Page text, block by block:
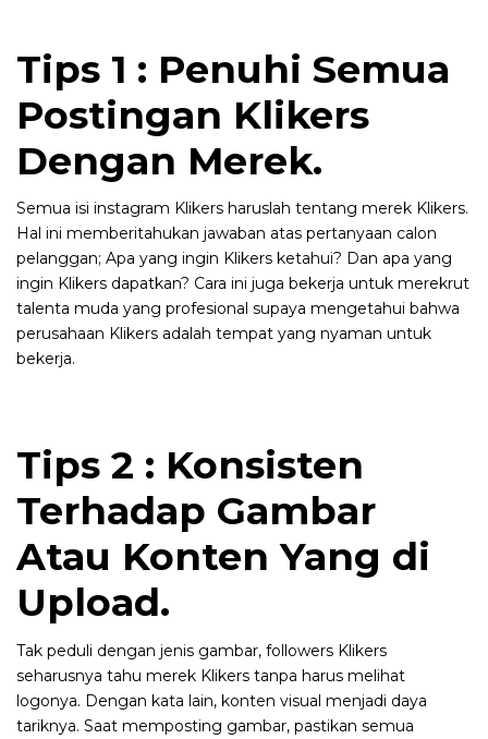
Tips 1 : Penuhi Semua
Postingan Klikers
Dengan Merek.
Semua isi instagram Klikers haruslah tentang merek Klikers.
Hal ini memberitahukan jawaban atas pertanyaan calon
pelanggan; Apa yang ingin Klikers ketahui? Dan apa yang
ingin Klikers dapatkan? Cara ini juga bekerja untuk merekrut
talenta muda yang profesional supaya mengetahui bahwa
perusahaan Klikers adalah tempat yang nyaman untuk
bekerja.
Tips 2 : Konsisten
Terhadap Gambar
Atau Konten Yang di
Upload.
Tak peduli dengan jenis gambar, followers Klikers
seharusnya tahu merek Klikers tanpa harus melihat
logonya. Dengan kata lain, konten visual menjadi daya
tariknya. Saat memposting gambar, pastikan semua